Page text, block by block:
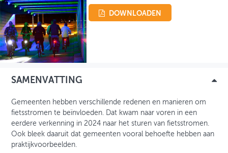
GEBRUIKER DOWNLOADEN
SAMENVATTING
Gemeenten hebben verschillende redenen en manieren om
fietsstromen te beïnvloeden. Dat kwam naar voren in een
eerdere verkenning in 2024 naar het sturen van fietsstromen.
Ook bleek daaruit dat gemeenten vooral behoefte hebben aan
praktijkvoorbeelden.